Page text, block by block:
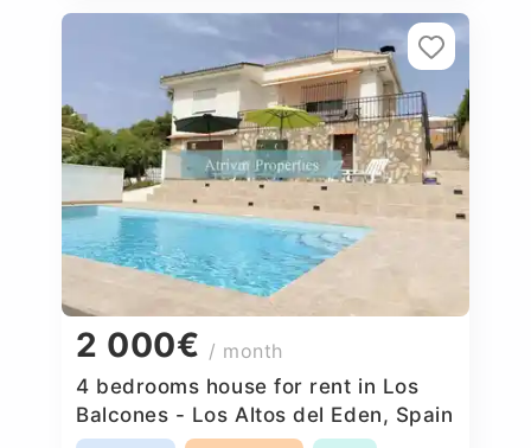
2 000€ / month
4 bedrooms house for rent in Los
Balcones - Los Altos del Eden, Spain